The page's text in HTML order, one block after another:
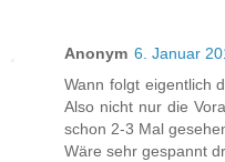
Anonym 6. Januar
Wann folgt eigentlich
Also nicht nur die
schon 2-3 Mal
Wäre sehr gespannt